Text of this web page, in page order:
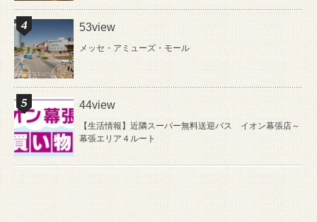
53view
メッセ・アミューズ・モール
44view
【生活情報】近隣スーパー無料送迎バス イオン幕張店～
幕張エリア４ルート